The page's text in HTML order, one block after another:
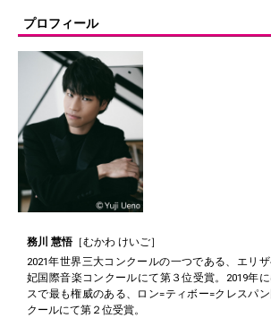
プロフィール
務川 慧悟 ［むかわ けいご］
2021年世界三大コンクールの一つである、エリ
妃国際音楽コンクールにて第３位受賞。2019年
スで最も権威のある、ロン=ティボー=クレスパ
クールにて第２位受賞。